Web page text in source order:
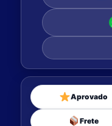
Aprovado
Frete